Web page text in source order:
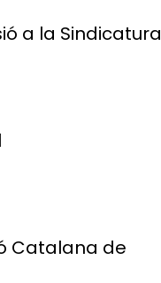
a la Sindicatura
Catalana de